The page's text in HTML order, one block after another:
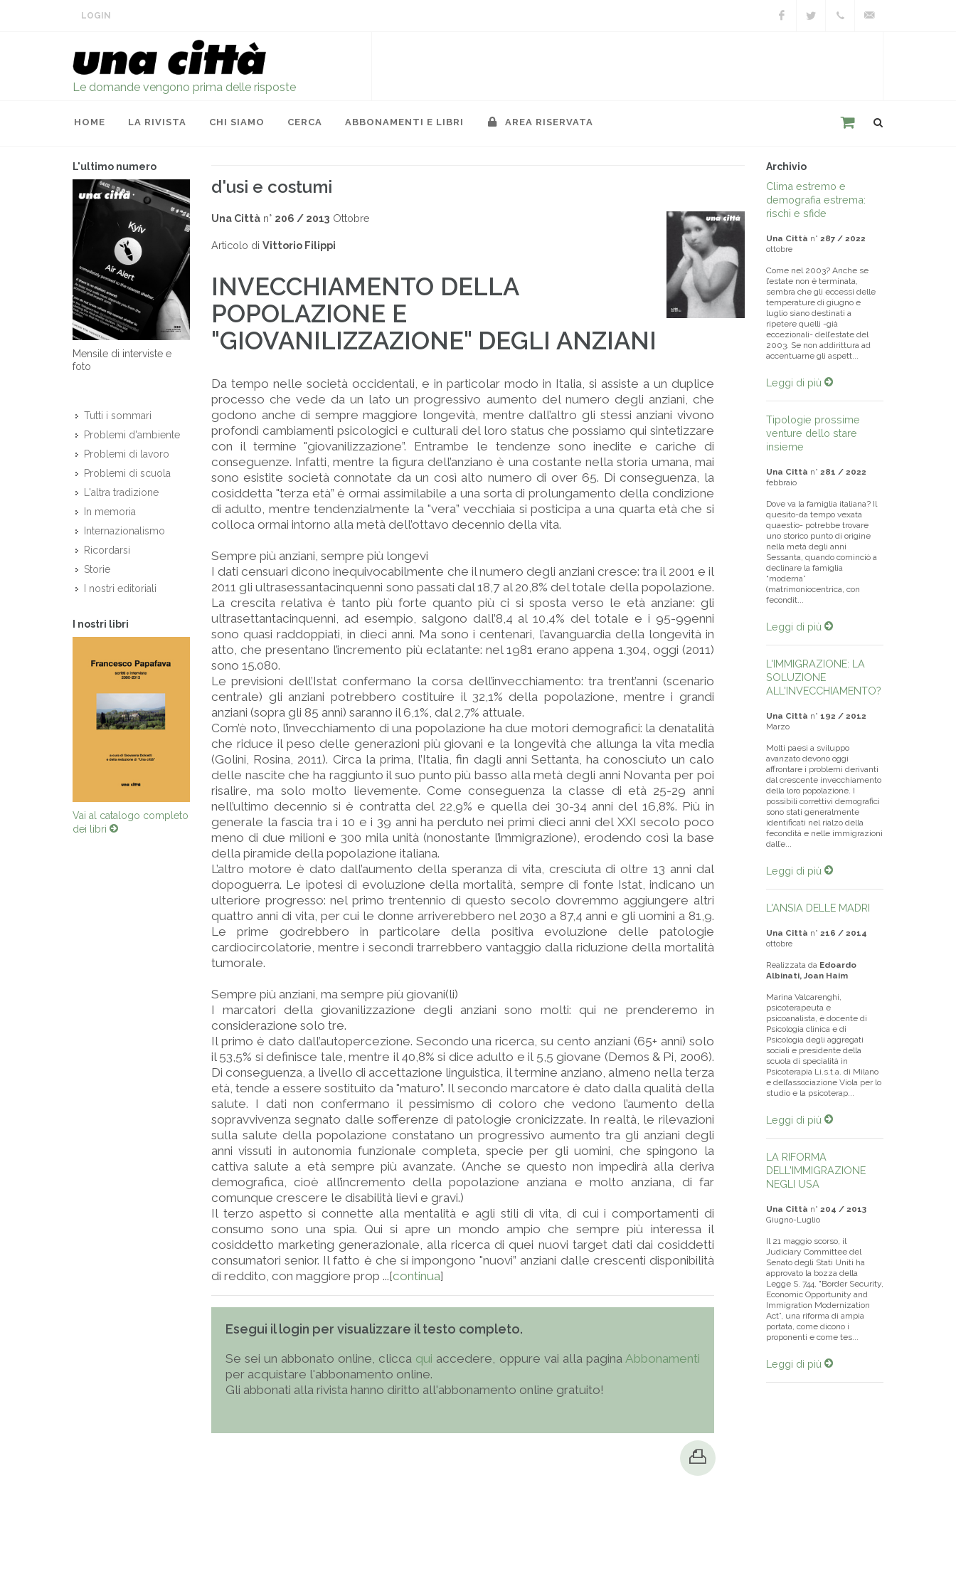
LOGIN
Le domande vengono prima delle risposte
HOME LA RIVISTA CHI SIAMO CERCA ABBONAMENTI E LIBRI AREA RISERVATA
L'ultimo numero
Mensile di interviste e
foto
Tutti i sommari
Problemi d'ambiente
Problemi di lavoro
Problemi di scuola
L'altra tradizione
In memoria
Internazionalismo
Ricordarsi
Storie
I nostri editoriali
I nostri libri
Vai al catalogo completo
dei libri
d'usi e costumi
Una Città n° 206 / 2013 Ottobre
Articolo di Vittorio Filippi
INVECCHIAMENTO DELLA
POPOLAZIONE E
"GIOVANILIZZAZIONE" DEGLI ANZIANI
Da tempo nelle società occidentali, e in particolar modo in Italia, si assiste a un duplice
processo che vede da un lato un progressivo aumento del numero degli anziani, che
godono anche di sempre maggiore longevità, mentre dall’altro gli stessi anziani vivono
profondi cambiamenti psicologici e culturali del loro status che possiamo qui sintetizzare
con il termine "giovanilizzazione”. Entrambe le tendenze sono inedite e cariche di
conseguenze. Infatti, mentre la figura dell’anziano è una costante nella storia umana, mai
sono esistite società connotate da un così alto numero di over 65. Di conseguenza, la
cosiddetta "terza età” è ormai assimilabile a una sorta di prolungamento della condizione
di adulto, mentre tendenzialmente la "vera” vecchiaia si posticipa a una quarta età che si
colloca ormai intorno alla metà dell’ottavo decennio della vita.
Sempre più anziani, sempre più longevi
I dati censuari dicono inequivocabilmente che il numero degli anziani cresce: tra il 2001 e il
2011 gli ultrasessantacinquenni sono passati dal 18,7 al 20,8% del totale della popolazione.
La crescita relativa è tanto più forte quanto più ci si sposta verso le età anziane: gli
ultrasettantacinquenni, ad esempio, salgono dall’8,4 al 10,4% del totale e i 95-99enni
sono quasi raddoppiati, in dieci anni. Ma sono i centenari, l’avanguardia della longevità in
atto, che presentano l’incremento più eclatante: nel 1981 erano appena 1.304, oggi (2011)
sono 15.080.
Le previsioni dell’Istat confermano la corsa dell’invecchiamento: tra trent’anni (scenario
centrale) gli anziani potrebbero costituire il 32,1% della popolazione, mentre i grandi
anziani (sopra gli 85 anni) saranno il 6,1%, dal 2,7% attuale.
Com’è noto, l’invecchiamento di una popolazione ha due motori demografici: la denatalità
che riduce il peso delle generazioni più giovani e la longevità che allunga la vita media
(Golini, Rosina, 2011). Circa la prima, l’Italia, fin dagli anni Settanta, ha conosciuto un calo
delle nascite che ha raggiunto il suo punto più basso alla metà degli anni Novanta per poi
risalire, ma solo molto lievemente. Come conseguenza la classe di età 25-29 anni
nell’ultimo decennio si è contratta del 22,9% e quella dei 30-34 anni del 16,8%. Più in
generale la fascia tra i 10 e i 39 anni ha perduto nei primi dieci anni del XXI secolo poco
meno di due milioni e 300 mila unità (nonostante l’immigrazione), erodendo così la base
della piramide della popolazione italiana.
L’altro motore è dato dall’aumento della speranza di vita, cresciuta di oltre 13 anni dal
dopoguerra. Le ipotesi di evoluzione della mortalità, sempre di fonte Istat, indicano un
ulteriore progresso: nel primo trentennio di questo secolo dovremmo aggiungere altri
quattro anni di vita, per cui le donne arriverebbero nel 2030 a 87,4 anni e gli uomini a 81,9.
Le prime godrebbero in particolare della positiva evoluzione delle patologie
cardiocircolatorie, mentre i secondi trarrebbero vantaggio dalla riduzione della mortalità
tumorale.
Sempre più anziani, ma sempre più giovani(li)
I marcatori della giovanilizzazione degli anziani sono molti: qui ne prenderemo in
considerazione solo tre.
Il primo è dato dall’autopercezione. Secondo una ricerca, su cento anziani (65+ anni) solo
il 53,5% si definisce tale, mentre il 40,8% si dice adulto e il 5,5 giovane (Demos & Pi, 2006).
Di conseguenza, a livello di accettazione linguistica, il termine anziano, almeno nella terza
età, tende a essere sostituito da "maturo”. Il secondo marcatore è dato dalla qualità della
salute. I dati non confermano il pessimismo di coloro che vedono l’aumento della
sopravvivenza segnato dalle sofferenze di patologie cronicizzate. In realtà, le rilevazioni
sulla salute della popolazione constatano un progressivo aumento tra gli anziani degli
anni vissuti in autonomia funzionale completa, specie per gli uomini, che spingono la
cattiva salute a età sempre più avanzate. (Anche se questo non impedirà alla deriva
demografica, cioè all’incremento della popolazione anziana e molto anziana, di far
comunque crescere le disabilità lievi e gravi.)
Il terzo aspetto si connette alla mentalità e agli stili di vita, di cui i comportamenti di
consumo sono una spia. Qui si apre un mondo ampio che sempre più interessa il
cosiddetto marketing generazionale, alla ricerca di quei nuovi target dati dai cosiddetti
consumatori senior. Il fatto è che si impongono "nuovi” anziani dalle crescenti disponibilità
di reddito, con maggiore prop ...[continua]
Esegui il login per visualizzare il testo completo.
Se sei un abbonato online, clicca qui accedere, oppure vai alla pagina Abbonamenti
per acquistare l'abbonamento online.
Gli abbonati alla rivista hanno diritto all'abbonamento online gratuito!
Archivio
Clima estremo e
demografia estrema:
rischi e sfide
Una Città n° 287 / 2022
ottobre
Come nel 2003? Anche se
l’estate non è terminata,
sembra che gli eccessi delle
temperature di giugno e
luglio siano destinati a
ripetere quelli -già
eccezionali- dell’estate del
2003. Se non addirittura ad
accentuarne gli aspett...
Leggi di più
Tipologie prossime
venture dello stare
insieme
Una Città n° 281 / 2022
febbraio
Dove va la famiglia italiana? Il
quesito-da tempo vexata
quaestio- potrebbe trovare
uno storico punto di origine
nella metà degli anni
Sessanta, quando cominciò a
declinare la famiglia
“moderna”
(matrimoniocentrica, con
fecondit...
Leggi di più
L'IMMIGRAZIONE: LA
SOLUZIONE
ALL'INVECCHIAMENTO?
Una Città n° 192 / 2012
Marzo
Molti paesi a sviluppo
avanzato devono oggi
affrontare i problemi derivanti
dal crescente invecchiamento
della loro popolazione. I
possibili correttivi demografici
sono stati generalmente
identificati nel rialzo della
fecondità e nelle immigrazioni
dall’e...
Leggi di più
L'ANSIA DELLE MADRI
Una Città n° 216 / 2014
ottobre
Realizzata da Edoardo
Albinati, Joan Haim
Marina Valcarenghi,
psicoterapeuta e
psicoanalista, è docente di
Psicologia clinica e di
Psicologia degli aggregati
sociali e presidente della
scuola di specialità in
Psicoterapia Li.s.t.a. di Milano
e dell’associazione Viola per lo
studio e la psicoterap...
Leggi di più
LA RIFORMA
DELL'IMMIGRAZIONE
NEGLI USA
Una Città n° 204 / 2013
Giugno-Luglio
Il 21 maggio scorso, il
Judiciary Committee del
Senato degli Stati Uniti ha
approvato la bozza della
Legge S. 744, "Border Security,
Economic Opportunity and
Immigration Modernization
Act”, una riforma di ampia
portata, come dicono i
proponenti e come tes...
Leggi di più